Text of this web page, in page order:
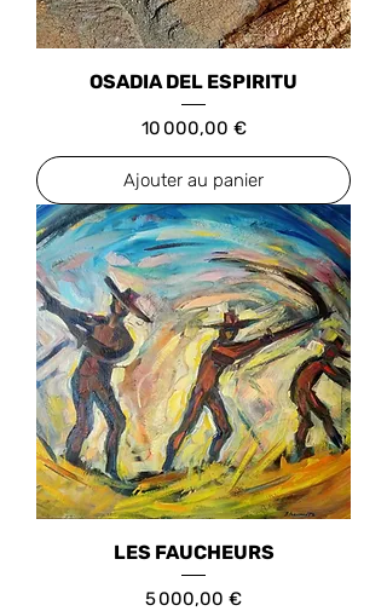
OSADIA DEL ESPIRITU
Prix
10 000,00 €
Ajouter au panier
LES FAUCHEURS
Prix
5 000,00 €